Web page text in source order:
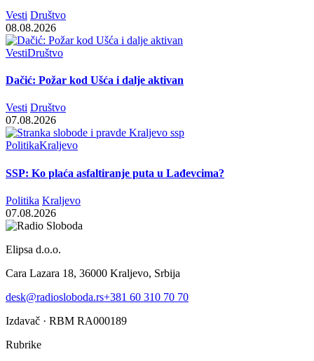
Vesti Društvo
08.08.2026
VestiDruštvo
Dačić: Požar kod Ušća i dalje aktivan
Vesti Društvo
07.08.2026
PolitikaKraljevo
SSP: Ko plaća asfaltiranje puta u Lađevcima?
Politika Kraljevo
07.08.2026
Elipsa d.o.o.
Cara Lazara 18, 36000 Kraljevo, Srbija
desk@radiosloboda.rs+381 60 310 70 70
Izdavač · RBM RA000189
Rubrike